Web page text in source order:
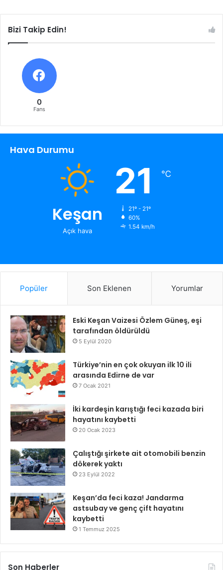
Bizi Takip Edin!
0
Fans
Hava Durumu
Keşan
Açık hava
21 ℃
21º - 21º
60%
1.54 km/h
Popüler Son Eklenen Yorumlar
Eski Keşan Vaizesi Özlem Güneş, eşi
tarafından öldürüldü
5 Eylül 2020
Türkiye’nin en çok okuyan ilk 10 ili
arasında Edirne de var
7 Ocak 2021
İki kardeşin karıştığı feci kazada biri
hayatını kaybetti
20 Ocak 2023
Çalıştığı şirkete ait otomobili benzin
dökerek yaktı
23 Eylül 2022
Keşan’da feci kaza! Jandarma
astsubay ve genç çift hayatını
kaybetti
1 Temmuz 2025
Son Haberler